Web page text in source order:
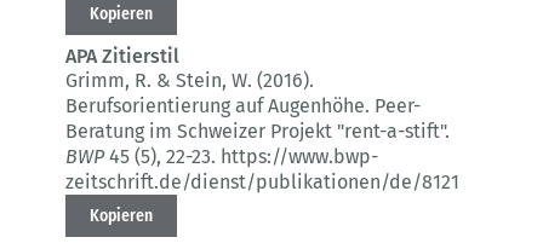
Kopieren
APA Zitierstil
Grimm, R. & Stein, W. (2016).
Berufsorientierung auf Augenhöhe. Peer-
Beratung im Schweizer Projekt "rent-a-stift".
BWP45 (5), 22-23. https://www.bwp-
zeitschrift.de/dienst/publikationen/de/8121
Kopieren